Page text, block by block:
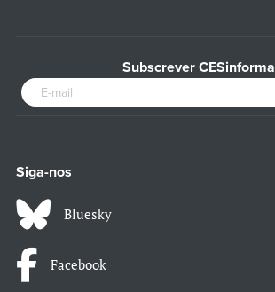
Subscrever CESinforma
Siga-nos
Bluesky
Facebook